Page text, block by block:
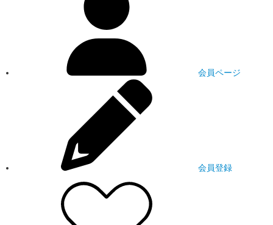
会員ページ
会員登録